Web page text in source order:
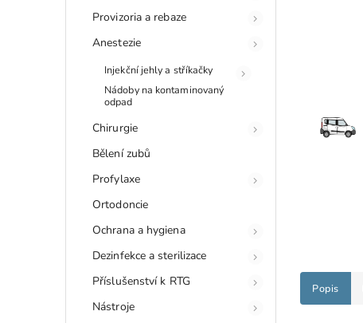
Provizoria a rebaze
Anestezie
Injekční jehly a stříkačky
Nádoby na kontaminovaný
odpad
Chirurgie
Bělení zubů
Profylaxe
Ortodoncie
Ochrana a hygiena
Dezinfekce a sterilizace
Příslušenství k RTG
Nástroje
Popis